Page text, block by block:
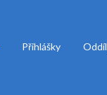
Přihlášky